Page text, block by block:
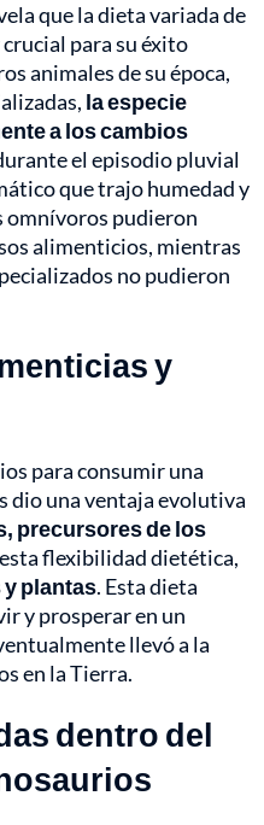
que la dieta variada de
para su éxito
animales de su época,
la especie
a los cambios
el episodio pluvial
que trajo humedad y
omnívoros pudieron
alimenticios, mientras
no pudieron
y
para consumir una
dio una ventaja evolutiva
precursores de los
flexibilidad dietética,
plantas. Esta dieta
y prosperar en un
llevó a la
en la Tierra.
dentro del